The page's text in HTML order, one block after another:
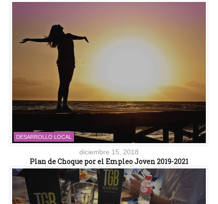
DESARROLLO LOCAL
diciembre 15, 2018
Plan de Choque por el Empleo Joven 2019-2021